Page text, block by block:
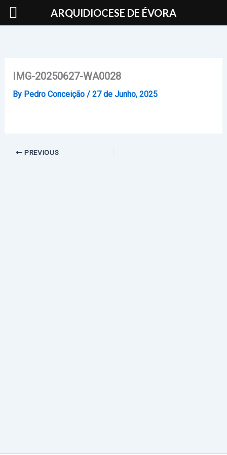
Skip
IMG-20250627-WA0028
By Pedro Conceição / 27 de Junho, 2025
PREVIOUS
ARQUIDIOCESE DE ÉVORA